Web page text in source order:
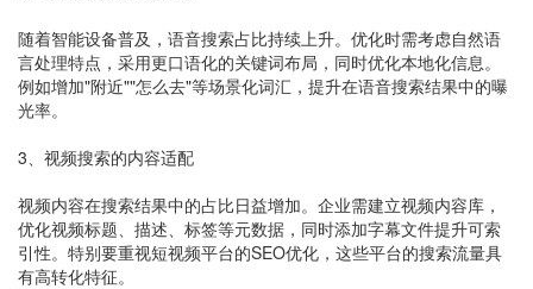
随着智能设备普及，语音搜索占比持续上升。优化时需考虑自然语
言处理特点，采用更口语化的关键词布局，同时优化本地化信息。
例如增加"附近""怎么去"等场景化词汇，提升在语音搜索结果中的曝
光率。
3、视频搜索的内容适配
视频内容在搜索结果中的占比日益增加。企业需建立视频内容库，
优化视频标题、描述、标签等元数据，同时添加字幕文件提升可索
引性。特别要重视短视频平台的SEO优化，这些平台的搜索流量具
有高转化特征。